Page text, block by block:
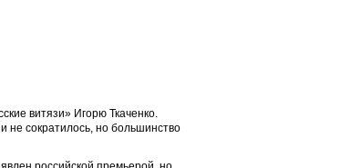
витязи» Игорю Ткаченко.
не сократилось, но большинство